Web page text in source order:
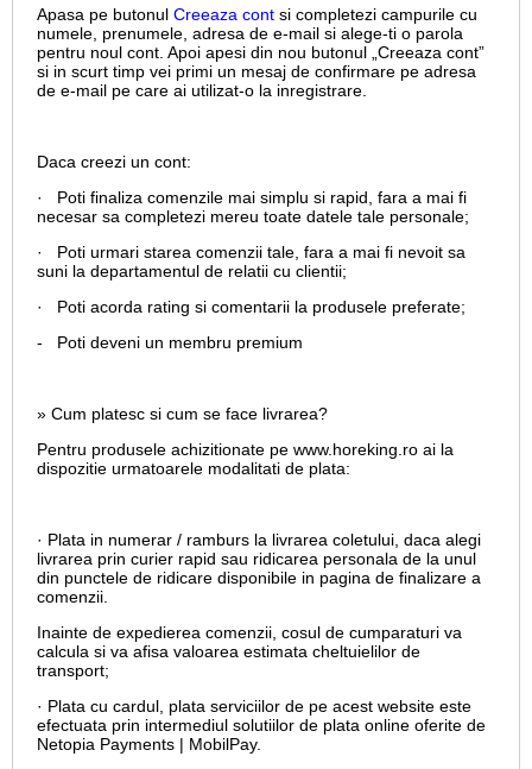
Apasa pe butonul Creeaza cont si completezi campurile cu
numele, prenumele, adresa de e-mail si alege-ti o parola
pentru noul cont. Apoi apesi din nou butonul „Creeaza cont”
si in scurt timp vei primi un mesaj de confirmare pe adresa
de e-mail pe care ai utilizat-o la inregistrare.
Daca creezi un cont:
· Poti finaliza comenzile mai simplu si rapid, fara a mai fi
necesar sa completezi mereu toate datele tale personale;
· Poti urmari starea comenzii tale, fara a mai fi nevoit sa
suni la departamentul de relatii cu clientii;
· Poti acorda rating si comentarii la produsele preferate;
- Poti deveni un membru premium
» Cum platesc si cum se face livrarea?
Pentru produsele achizitionate pe www.horeking.ro ai la
dispozitie urmatoarele modalitati de plata:
· Plata in numerar / ramburs la livrarea coletului, daca alegi
livrarea prin curier rapid sau ridicarea personala de la unul
din punctele de ridicare disponibile in pagina de finalizare a
comenzii.
Inainte de expedierea comenzii, cosul de cumparaturi va
calcula si va afisa valoarea estimata cheltuielilor de
transport;
· Plata cu cardul, plata serviciilor de pe acest website este
efectuata prin intermediul solutiilor de plata online oferite de
Netopia Payments | MobilPay.